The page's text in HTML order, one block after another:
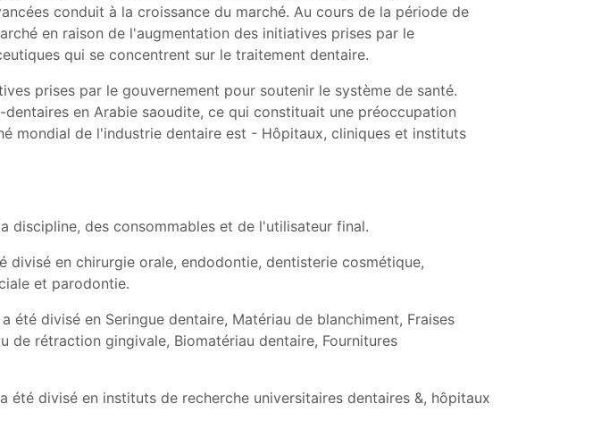
conduit à la croissance du marché. Au cours de la période de
en raison de l'augmentation des initiatives prises par le
qui se concentrent sur le traitement dentaire.
prises par le gouvernement pour soutenir le système de santé.
en Arabie saoudite, ce qui constituait une préoccupation
mondial de l'industrie dentaire est - Hôpitaux, cliniques et instituts
discipline, des consommables et de l'utilisateur final.
en chirurgie orale, endodontie, dentisterie cosmétique,
et parodontie.
été divisé en Seringue dentaire, Matériau de blanchiment, Fraises
de rétraction gingivale, Biomatériau dentaire, Fournitures
divisé en instituts de recherche universitaires dentaires &, hôpitaux